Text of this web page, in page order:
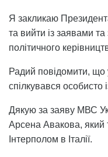
Я закликаю
та вийти із заявами
політичного
Радий повідомити, що
спілкувався особисто
Дякую за заяву МВС
Арсена Авакова, який
Інтерполом в Італії.